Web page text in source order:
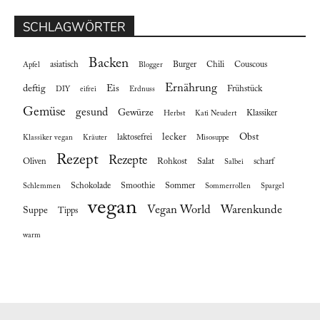
SCHLAGWÖRTER
Apfel asiatisch Backen Blogger Burger Chili Couscous
deftig DIY eifrei Eis Erdnuss Ernährung Frühstück
Gemüse gesund Gewürze Herbst Kati Neudert Klassiker
Klassiker vegan Kräuter laktosefrei lecker Misosuppe Obst
Oliven Rezept Rezepte Rohkost Salat Salbei scharf
Schlemmen Schokolade Smoothie Sommer Sommerrollen Spargel
Suppe Tipps vegan Vegan World Warenkunde
warm